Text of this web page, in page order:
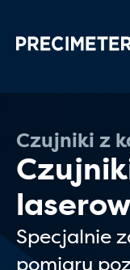
Czujniki z
Specjalnie
pomiaru